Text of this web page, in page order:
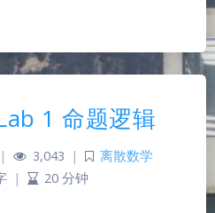
1 命题逻辑
| 3,043 |
离散数学
| 20 分钟